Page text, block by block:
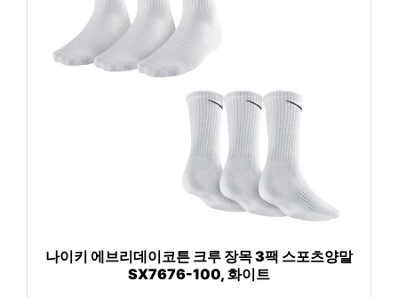
나이키 에브리데이코튼 크루 장목 3팩 스포츠양말
SX7676-100, 화이트